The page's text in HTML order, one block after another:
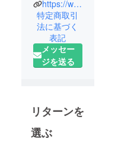
壊滅的な被
害にあった
岩手県陸前
高田市で、
震災の教訓
を伝承する
を植樹し桜
イン）を作
https://www.instagram.com/sakuraline311/?hl=ja
特定商取引
法に基づく
表記
メッセー
ジを送る
リターンを
選ぶ